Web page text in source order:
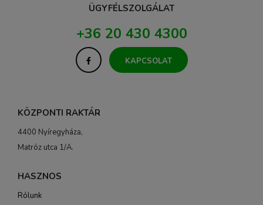
ÜGYFÉLSZOLGÁLAT
+36 20 430 4300
KAPCSOLAT
KÖZPONTI RAKTÁR
4400 Nyíregyháza,
Matróz utca 1/A.
HASZNOS
Rólunk